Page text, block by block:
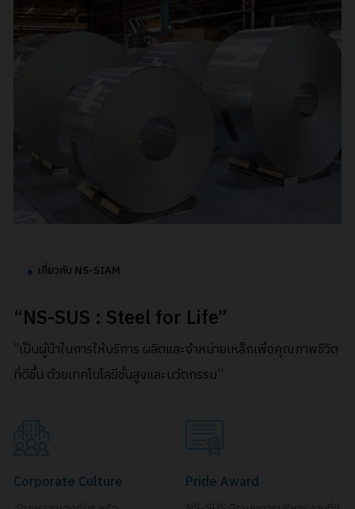
เกี่ยวกับ NS-SIAM
“NS-SUS : Steel for Life”
​“เป็นผู้นำในการให้บริการ ผลิตและจำหน่ายเหล็กเพื่อคุณภาพชีวิต
ที่ดีขึ้น ด้วยเทคโนโลยีขั้นสูงและนวัตกรรม”
Corporate Culture Pride Award